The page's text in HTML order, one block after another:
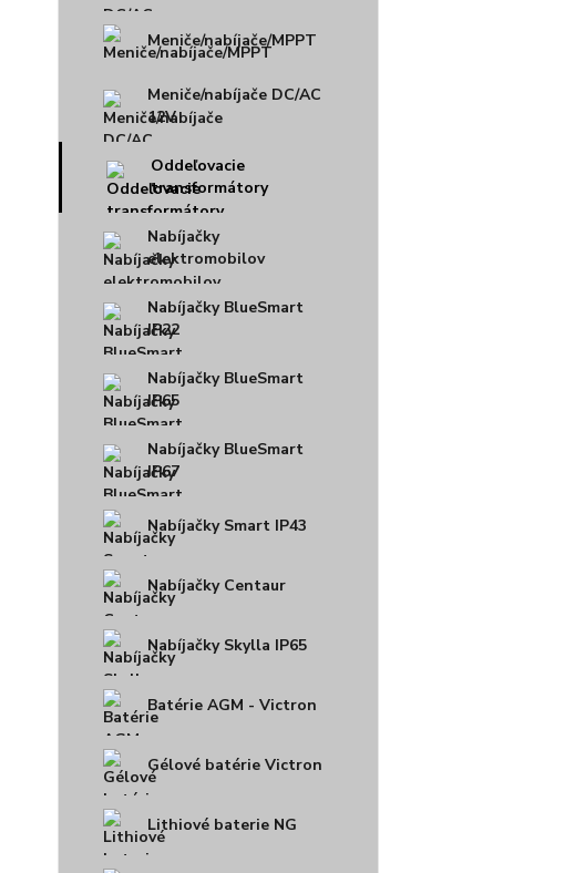
Meniče/nabíjače/MPPT
Meniče/nabíjače DC/AC
12V
Oddeľovacie
transformátory
Nabíjačky
elektromobilov
Nabíjačky BlueSmart
IP22
Nabíjačky BlueSmart
IP65
Nabíjačky BlueSmart
IP67
Nabíjačky Smart IP43
Nabíjačky Centaur
Nabíjačky Skylla IP65
Batérie AGM - Victron
Gélové batérie Victron
Lithiové baterie NG